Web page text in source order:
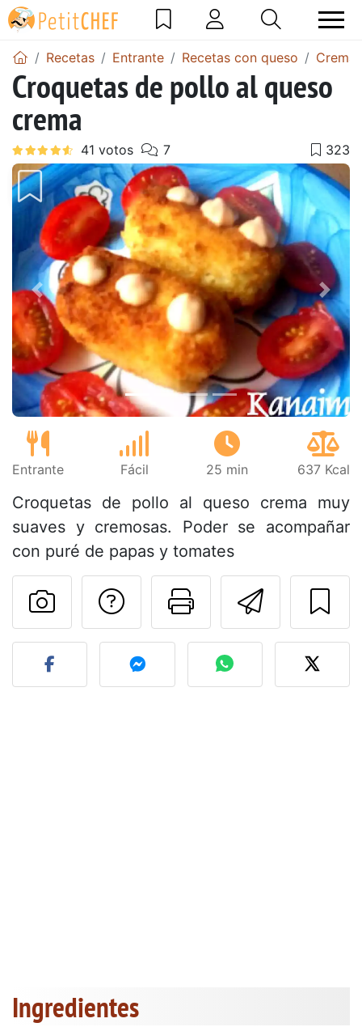
Recetas Entrante Recetas con queso Crema
Croquetas de pollo al queso
crema
Anterior
Entrante Fácil 25 min 637 Kcal
Croquetas de pollo al queso crema muy
suaves y cremosas. Poder se acompañar
con puré de papas y tomates
Imprimir
Preguntar al autor
Publicar la foto de esta
Ingredientes